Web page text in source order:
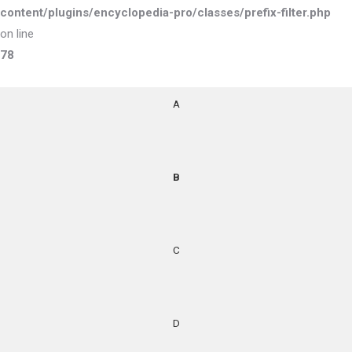
content/plugins/encyclopedia-pro/classes/prefix-filter.php
on line
78
A
B
C
D